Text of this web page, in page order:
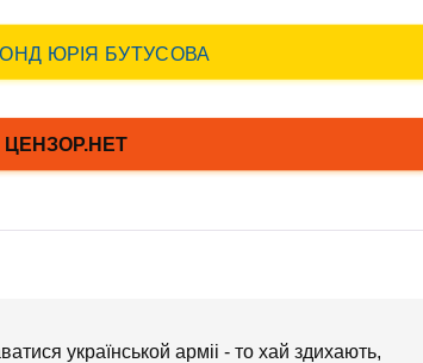
українськой арміі - то хай здихають,